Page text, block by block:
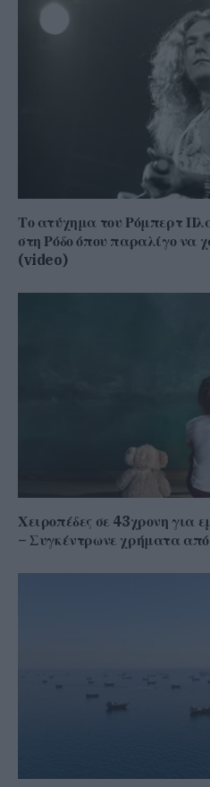
Το ατύχημα του Ρόμπερτ
στη Ρόδο όπου παραλίγο να
(video)
Χειροπέδες σε 43χρονη για
– Συγκέντρωνε χρήματα από